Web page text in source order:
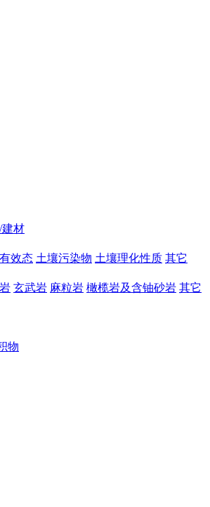
建材
效态 土壤污染物 土壤理化性质 其它
玄武岩 麻粒岩 橄榄岩及含铀砂岩 其它
物